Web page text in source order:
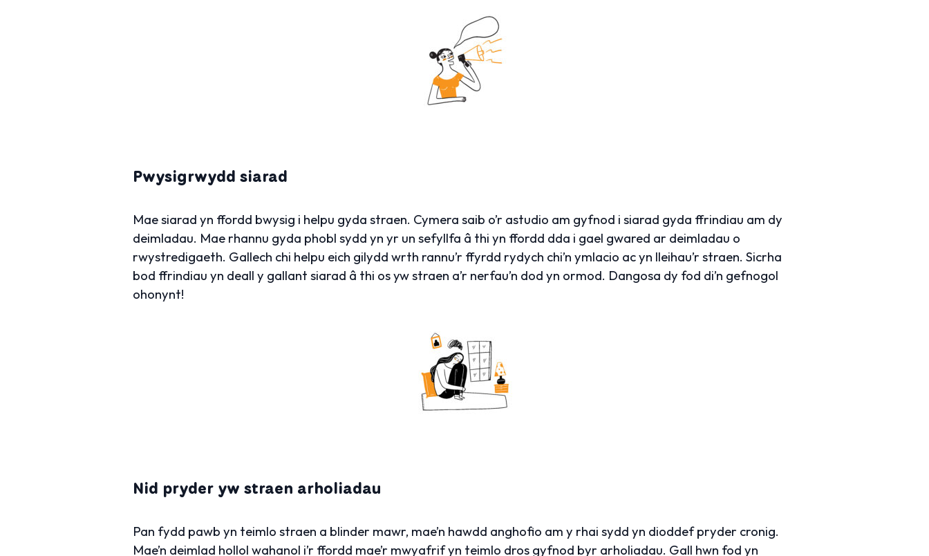
Pwysigrwydd siarad
Mae siarad yn ffordd bwysig i helpu gyda straen. Cymera saib o’r astudio am gyfnod i siarad gyda ffrindiau am dy
deimladau. Mae rhannu gyda phobl sydd yn yr un sefyllfa â thi yn ffordd dda i gael gwared ar deimladau o
rwystredigaeth. Gallech chi helpu eich gilydd wrth rannu’r ffyrdd rydych chi’n ymlacio ac yn lleihau’r straen. Sicrha
bod ffrindiau yn deall y gallant siarad â thi os yw straen a’r nerfau’n dod yn ormod. Dangosa dy fod di’n gefnogol
ohonynt!
Nid pryder yw straen arholiadau
Pan fydd pawb yn teimlo straen a blinder mawr, mae’n hawdd anghofio am y rhai sydd yn dioddef pryder cronig.
Mae’n deimlad hollol wahanol i’r ffordd mae’r mwyafrif yn teimlo dros gyfnod byr arholiadau. Gall hwn fod yn